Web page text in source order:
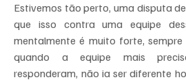
Estivemos tão perto, uma disputa
que isso contra uma equipe
mentalmente é muito forte,
quando a equipe mais
responderam, não ia ser diferente